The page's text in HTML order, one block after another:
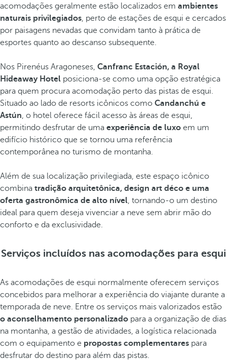
acomodações geralmente estão localizados em ambientes
naturais privilegiados, perto de estações de esqui e cercados
por paisagens nevadas que convidam tanto à prática de
esportes quanto ao descanso subsequente.
Nos Pirenéus Aragoneses, Canfranc Estación, a Royal
Hideaway Hotel posiciona-se como uma opção estratégica
para quem procura acomodação perto das pistas de esqui.
Situado ao lado de resorts icônicos como Candanchú e
Astún, o hotel oferece fácil acesso às áreas de esqui,
permitindo desfrutar de uma experiência de luxo em um
edifício histórico que se tornou uma referência
contemporânea no turismo de montanha.
Além de sua localização privilegiada, este espaço icônico
combina tradição arquitetônica, design art déco e uma
oferta gastronômica de alto nível, tornando-o um destino
ideal para quem deseja vivenciar a neve sem abrir mão do
conforto e da exclusividade.
Serviços incluídos nas acomodações para esqui
As acomodações de esqui normalmente oferecem serviços
concebidos para melhorar a experiência do viajante durante a
temporada de neve. Entre os serviços mais valorizados estão
o aconselhamento personalizado para a organização de dias
na montanha, a gestão de atividades, a logística relacionada
com o equipamento e propostas complementares para
desfrutar do destino para além das pistas.